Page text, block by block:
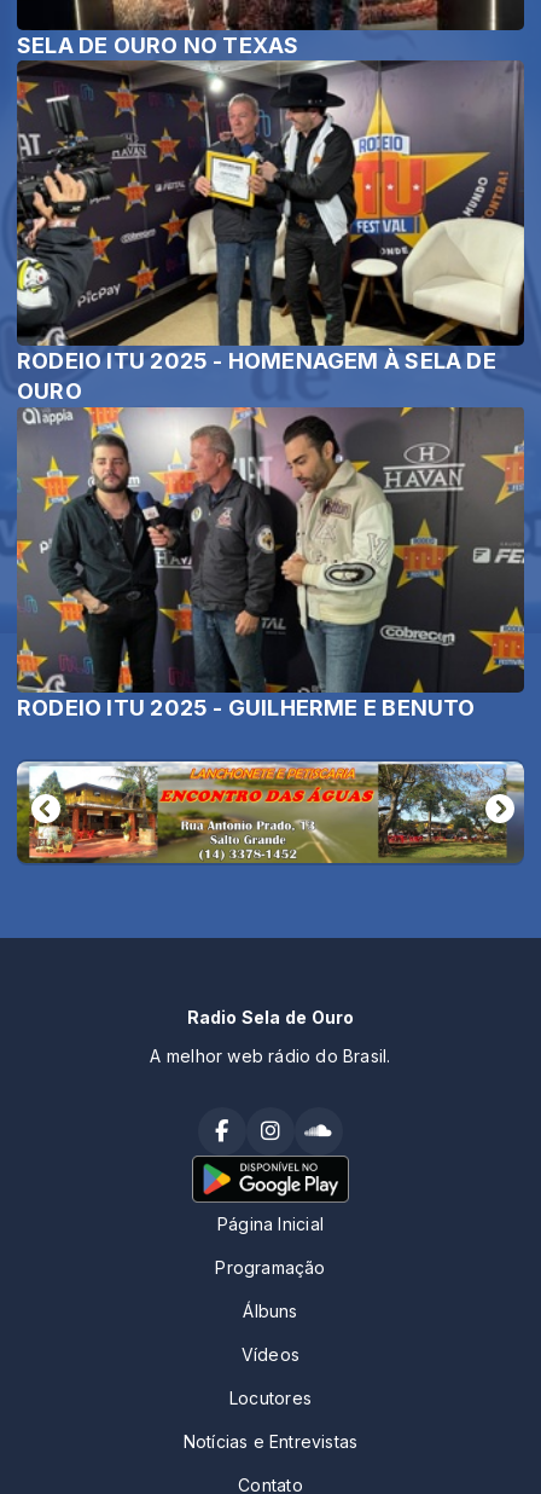
SELA DE OURO NO TEXAS
RODEIO ITU 2025 - HOMENAGEM À SELA DE
OURO
RODEIO ITU 2025 - GUILHERME E BENUTO
Radio Sela de Ouro
A melhor web rádio do Brasil.
Página Inicial
Programação
Álbuns
Vídeos
Locutores
Notícias e Entrevistas
Contato